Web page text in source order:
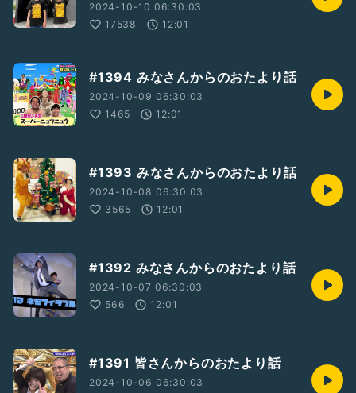
2024-10-10 06:30:03
17538
12:01
#1394 みなさんからのおたより話
2024-10-09 06:30:03
1465
12:01
#1393 みなさんからのおたより話
2024-10-08 06:30:03
3565
12:01
#1392 みなさんからのおたより話
2024-10-07 06:30:03
566
12:01
#1391 皆さんからのおたより話
2024-10-06 06:30:03